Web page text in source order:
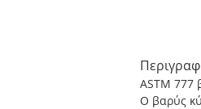
ASTM 777
Ο βαρύς